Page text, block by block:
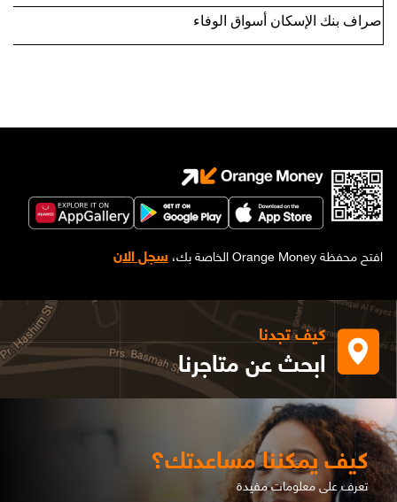
صراف بنك الإسكان أسواق الوفاء
افتح محفظة Orange Money الخاصة بك، سجل الان
كيف تجدنا
ابحث عن متاجرنا
كيف يمكننا مساعدتك؟
تعرف على معلومات مفيدة